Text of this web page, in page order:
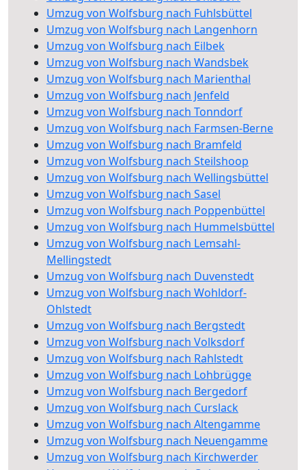
Umzug von Wolfsburg nach Fuhlsbüttel
Umzug von Wolfsburg nach Langenhorn
Umzug von Wolfsburg nach Eilbek
Umzug von Wolfsburg nach Wandsbek
Umzug von Wolfsburg nach Marienthal
Umzug von Wolfsburg nach Jenfeld
Umzug von Wolfsburg nach Tonndorf
Umzug von Wolfsburg nach Farmsen-Berne
Umzug von Wolfsburg nach Bramfeld
Umzug von Wolfsburg nach Steilshoop
Umzug von Wolfsburg nach Wellingsbüttel
Umzug von Wolfsburg nach Sasel
Umzug von Wolfsburg nach Poppenbüttel
Umzug von Wolfsburg nach Hummelsbüttel
Umzug von Wolfsburg nach Lemsahl-
Mellingstedt
Umzug von Wolfsburg nach Duvenstedt
Umzug von Wolfsburg nach Wohldorf-
Ohlstedt
Umzug von Wolfsburg nach Bergstedt
Umzug von Wolfsburg nach Volksdorf
Umzug von Wolfsburg nach Rahlstedt
Umzug von Wolfsburg nach Lohbrügge
Umzug von Wolfsburg nach Bergedorf
Umzug von Wolfsburg nach Curslack
Umzug von Wolfsburg nach Altengamme
Umzug von Wolfsburg nach Neuengamme
Umzug von Wolfsburg nach Kirchwerder